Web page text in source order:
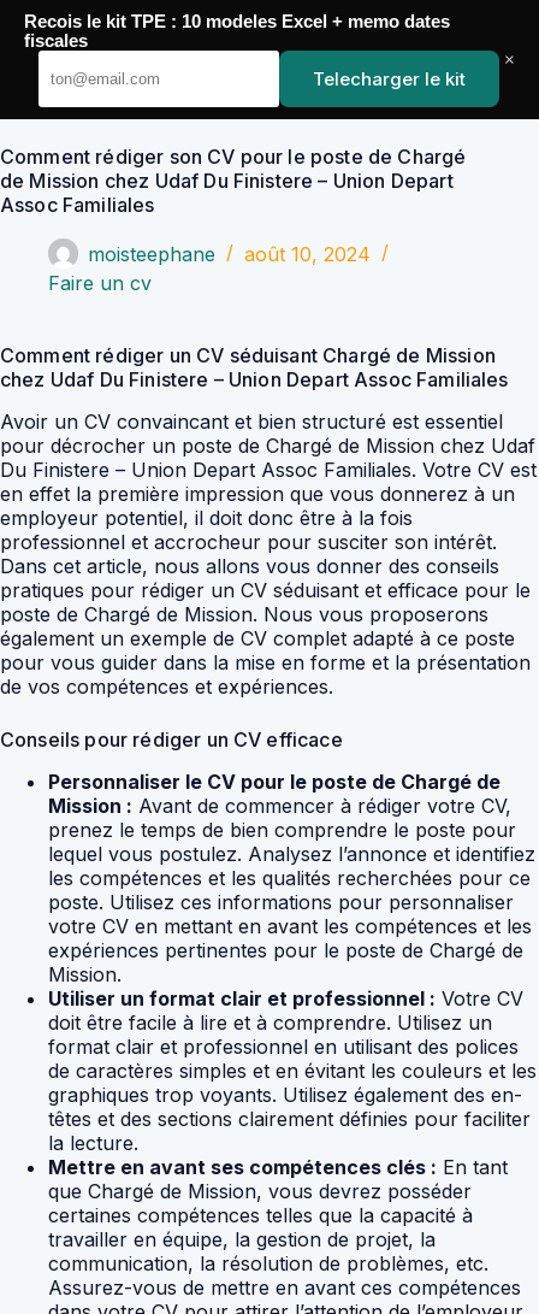
Passer
contenu
YoupiJobs
Comment rédiger son CV pour le poste de Chargé
de Mission chez Udaf Du Finistere – Union Depart
Assoc Familiales
moisteephane
août 10, 2024
Faire un cv
Comment rédiger un CV séduisant Chargé de Mission
chez Udaf Du Finistere – Union Depart Assoc Familiales
Avoir un CV convaincant et bien structuré est essentiel
pour décrocher un poste de Chargé de Mission chez Udaf
Du Finistere – Union Depart Assoc Familiales. Votre CV est
en effet la première impression que vous donnerez à un
employeur potentiel, il doit donc être à la fois
professionnel et accrocheur pour susciter son intérêt.
Dans cet article, nous allons vous donner des conseils
pratiques pour rédiger un CV séduisant et efficace pour le
poste de Chargé de Mission. Nous vous proposerons
également un exemple de CV complet adapté à ce poste
pour vous guider dans la mise en forme et la présentation
de vos compétences et expériences.
Conseils pour rédiger un CV efficace
Personnaliser le CV pour le poste de Chargé de
Mission : Avant de commencer à rédiger votre CV,
prenez le temps de bien comprendre le poste pour
lequel vous postulez. Analysez l’annonce et identifiez
les compétences et les qualités recherchées pour ce
poste. Utilisez ces informations pour personnaliser
votre CV en mettant en avant les compétences et les
expériences pertinentes pour le poste de Chargé de
Mission.
Utiliser un format clair et professionnel : Votre CV
doit être facile à lire et à comprendre. Utilisez un
format clair et professionnel en utilisant des polices
de caractères simples et en évitant les couleurs et les
graphiques trop voyants. Utilisez également des en-
têtes et des sections clairement définies pour faciliter
la lecture.
Mettre en avant ses compétences clés : En tant
que Chargé de Mission, vous devrez posséder
certaines compétences telles que la capacité à
travailler en équipe, la gestion de projet, la
communication, la résolution de problèmes, etc.
Assurez-vous de mettre en avant ces compétences
Recois le kit TPE : 10 modeles Excel + memo dates
fiscales
Telecharger le kit
×